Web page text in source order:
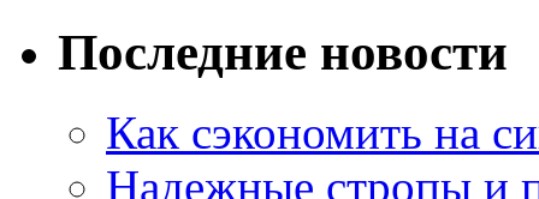
Последние новости
Как сэкономить на
Надежные стропы и